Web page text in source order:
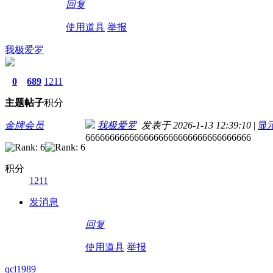
回复
使用道具 举报
我极爱罗
0
主题
689
帖子
1211
积分
金牌会员
积分
1211
发消息
我极爱罗发表于 2026-1-13 12:39:10 | 显
6666666666666666666666666666666666
回复
使用道具 举报
qcl1989